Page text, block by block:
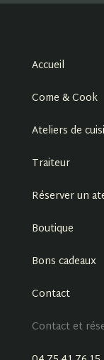
Accueil
Come & Cook
Ateliers de
Traiteur
Réserver un
Boutique
Bons cadeaux
Contact
Contact et